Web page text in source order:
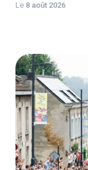
Le 8 août 2026